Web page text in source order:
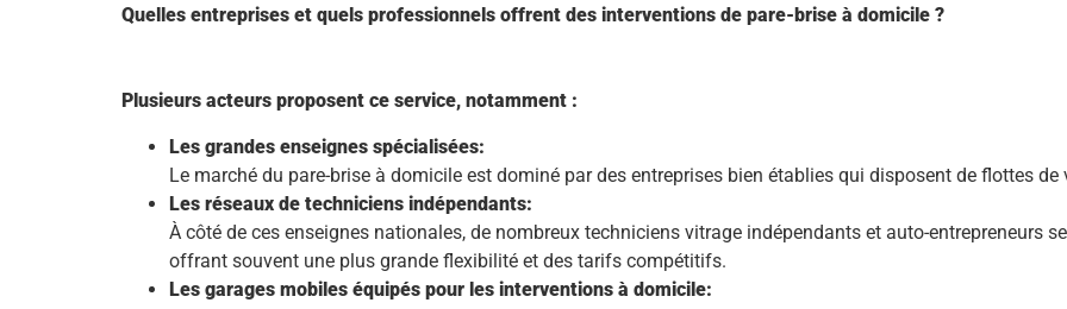
Quelles entreprises et quels professionnels offrent des interventions de pare-brise à domicile ?
Plusieurs acteurs proposent ce service, notamment :
Les grandes enseignes spécialisées:
Le marché du pare-brise à domicile est dominé par des entreprises bien établies qui disposent de flottes de
Les réseaux de techniciens indépendants:
À côté de ces enseignes nationales, de nombreux techniciens vitrage indépendants et auto-entrepreneurs
offrant souvent une plus grande flexibilité et des tarifs compétitifs.
Les garages mobiles équipés pour les interventions à domicile: